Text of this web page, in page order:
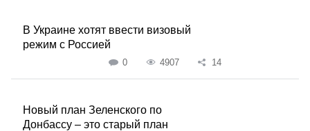
В Украине хотят ввести визовый
режим с Россией
0 4907 14
Новый план Зеленского по
Донбассу – это старый план